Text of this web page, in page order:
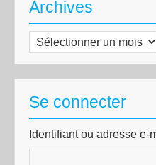
Archives
Archives
Se connecter
Identifiant ou adresse e-